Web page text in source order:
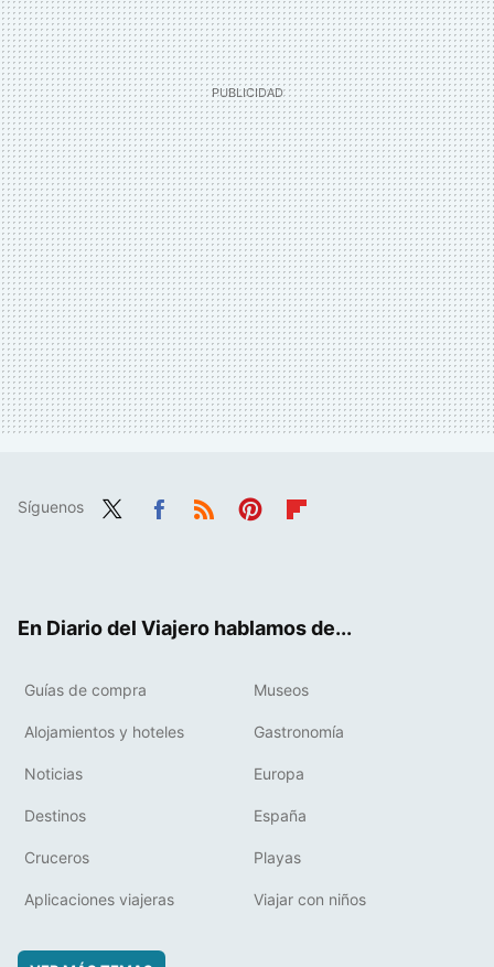
Síguenos
En Diario del Viajero hablamos de...
Guías de compra Museos
Alojamientos y hoteles Gastronomía
Noticias Europa
Destinos España
Cruceros Playas
Aplicaciones viajeras Viajar con niños